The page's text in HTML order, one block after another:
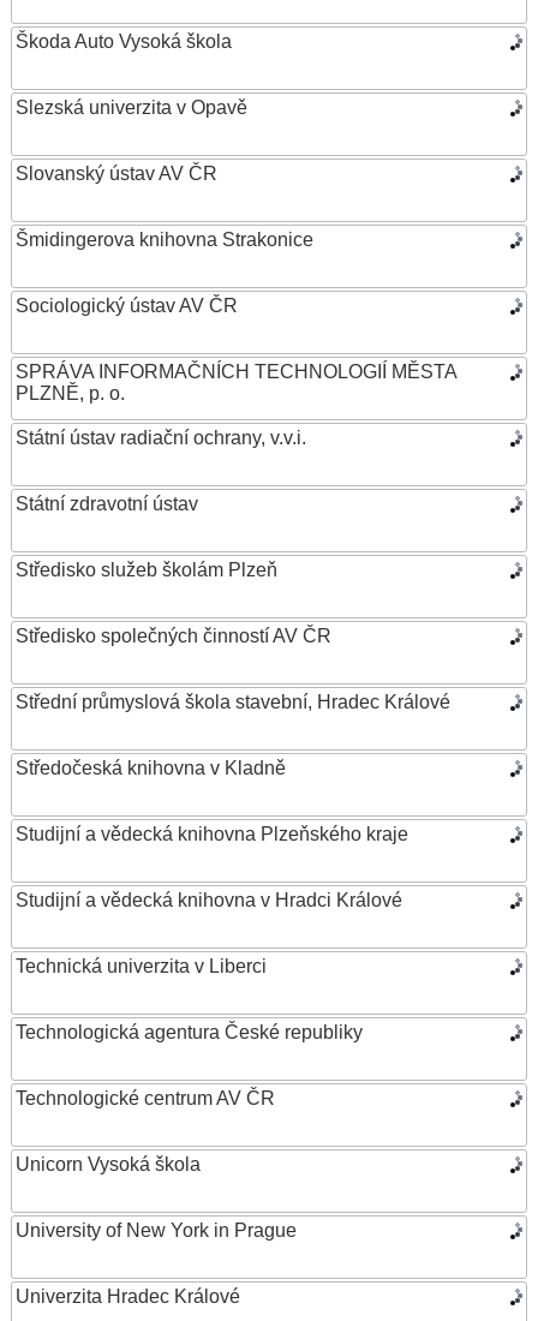
Škoda Auto Vysoká škola
Slezská univerzita v Opavě
Slovanský ústav AV ČR
Šmidingerova knihovna Strakonice
Sociologický ústav AV ČR
SPRÁVA INFORMAČNÍCH TECHNOLOGIÍ MĚSTA
PLZNĚ, p. o.
Státní ústav radiační ochrany, v.v.i.
Státní zdravotní ústav
Středisko služeb školám Plzeň
Středisko společných činností AV ČR
Střední průmyslová škola stavební, Hradec Králové
Středočeská knihovna v Kladně
Studijní a vědecká knihovna Plzeňského kraje
Studijní a vědecká knihovna v Hradci Králové
Technická univerzita v Liberci
Technologická agentura České republiky
Technologické centrum AV ČR
Unicorn Vysoká škola
University of New York in Prague
Univerzita Hradec Králové